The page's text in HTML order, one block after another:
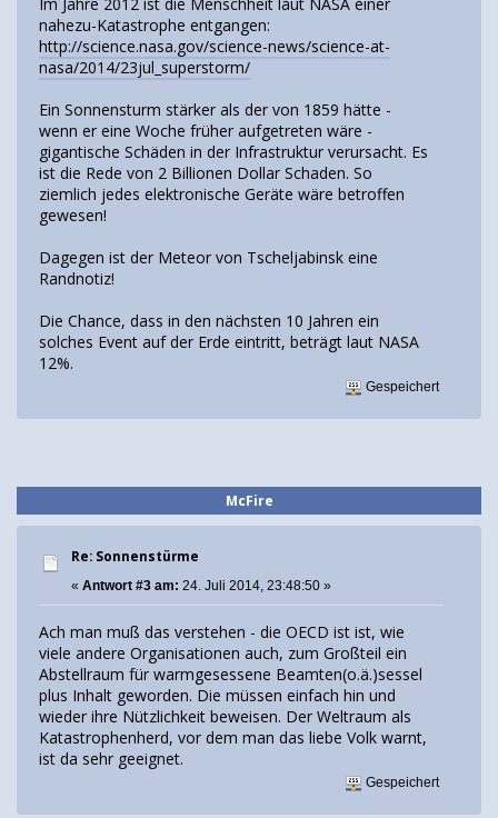
Im Jahre 2012 ist die Menschheit laut NASA einer
nahezu-Katastrophe entgangen:
http://science.nasa.gov/science-news/science-at-
nasa/2014/23jul_superstorm/
Ein Sonnensturm stärker als der von 1859 hätte -
wenn er eine Woche früher aufgetreten wäre -
gigantische Schäden in der Infrastruktur verursacht. Es
ist die Rede von 2 Billionen Dollar Schaden. So
ziemlich jedes elektronische Geräte wäre betroffen
gewesen!
Dagegen ist der Meteor von Tscheljabinsk eine
Randnotiz!
Die Chance, dass in den nächsten 10 Jahren ein
solches Event auf der Erde eintritt, beträgt laut NASA
12%.
Gespeichert
McFire
Re: Sonnenstürme
« Antwort #3 am: 24. Juli 2014, 23:48:50 »
Ach man muß das verstehen - die OECD ist ist, wie
viele andere Organisationen auch, zum Großteil ein
Abstellraum für warmgesessene Beamten(o.ä.)sessel
plus Inhalt geworden. Die müssen einfach hin und
wieder ihre Nützlichkeit beweisen. Der Weltraum als
Katastrophenherd, vor dem man das liebe Volk warnt,
ist da sehr geeignet.
Gespeichert